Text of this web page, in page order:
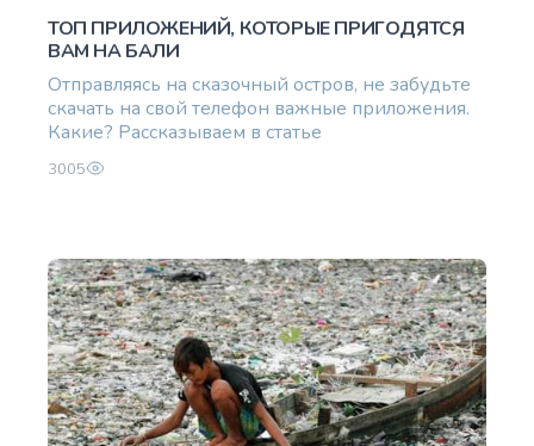
ТОП ПРИЛОЖЕНИЙ, КОТОРЫЕ ПРИГОДЯТСЯ
ВАМ НА БАЛИ
Отправляясь на сказочный остров, не забудьте
скачать на свой телефон важные приложения.
Какие? Рассказываем в статье
3005